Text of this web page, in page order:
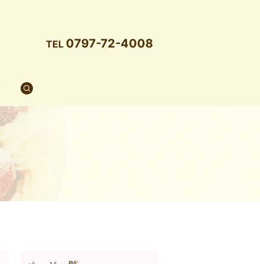
search
TEL 0797-72-4008